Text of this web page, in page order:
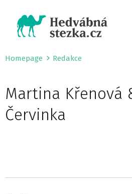
Homepage Redakce
Martina Křenová
Červinka